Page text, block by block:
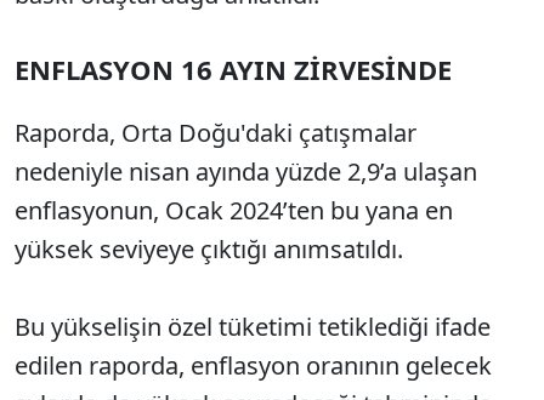
ENFLASYON 16 AYIN ZİRVESİNDE
Raporda, Orta Doğu'daki çatışmalar
nedeniyle nisan ayında yüzde 2,9’a ulaşan
enflasyonun, Ocak 2024’ten bu yana en
yüksek seviyeye çıktığı anımsatıldı.
Bu yükselişin özel tüketimi tetiklediği ifade
edilen raporda, enflasyon oranının gelecek